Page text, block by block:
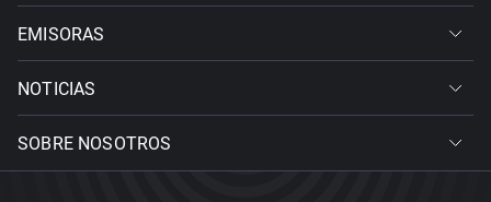
EMISORAS
NOTICIAS
SOBRE NOSOTROS